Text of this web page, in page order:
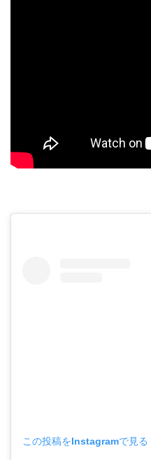
この投稿をInstagramで見る